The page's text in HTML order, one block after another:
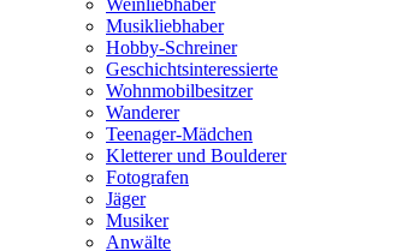
Weinliebhaber
Musikliebhaber
Hobby-Schreiner
Geschichtsinteressierte
Wohnmobilbesitzer
Wanderer
Teenager-Mädchen
Kletterer und Boulderer
Fotografen
Jäger
Musiker
Anwälte